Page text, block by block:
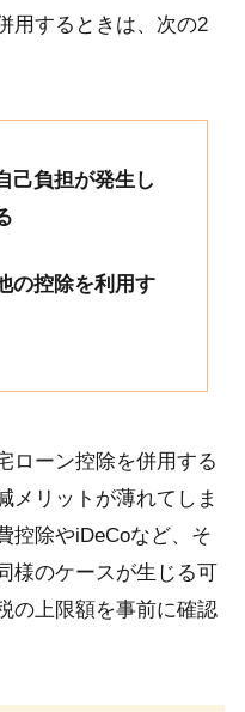
用するときは、次の2
己負担が発生し
の控除を利用す
ローン控除を併用する
メリットが薄れてしま
控除やiDeCoなど、そ
様のケースが生じる可
の上限額を事前に確認